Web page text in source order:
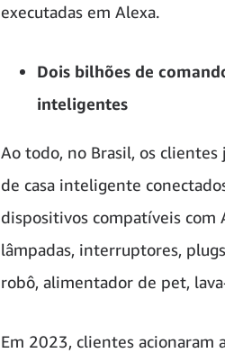
executadas em Alexa.
Dois bilhões de
inteligentes
Ao todo, no Brasil, os
de casa inteligente
dispositivos compatíveis com
lâmpadas, interruptores,
robô, alimentador de pet,
Em 2023, clientes acionaram